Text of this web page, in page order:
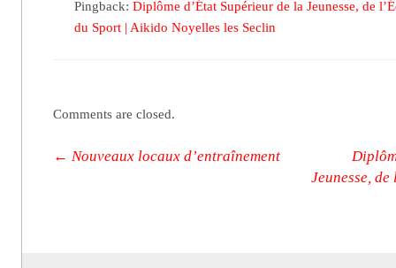
Pingback:Diplôme d’État Supérieur de la Jeunesse, de
du Sport | Aikido Noyelles les Seclin
Comments are closed.
Post navigation
← Nouveaux locaux d’entraînement
Jeunesse,